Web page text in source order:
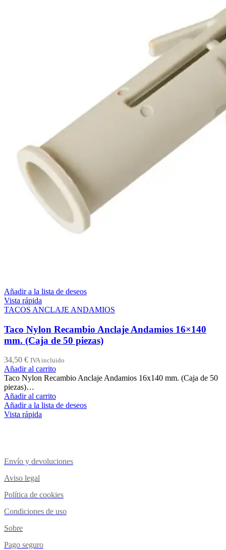
Añadir a la lista de deseos
Vista rápida
TACOS ANCLAJE ANDAMIOS
Taco Nylon Recambio Anclaje Andamios 16×140
mm. (Caja de 50 piezas)
34,50 € IVA incluido
Añadir al carrito
Taco Nylon Recambio Anclaje Andamios 16x140 mm. (Caja de 50
piezas)…
Añadir al carrito
Añadir a la lista de deseos
Vista rápida
Envío y devoluciones
Aviso legal
Política de cookies
Condiciones de uso
Sobre
Pago seguro